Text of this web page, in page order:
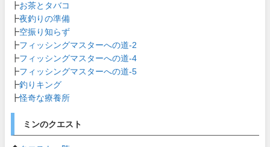
┣お茶とタバコ
┣夜釣りの準備
┣空振り知らず
┣フィッシングマスターへの道-2
┣フィッシングマスターへの道-4
┣フィッシングマスターへの道-5
┣釣りキング
┣怪奇な療養所
ミンのクエスト